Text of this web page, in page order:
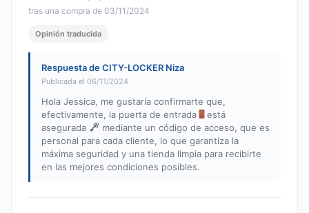
tras una compra de 03/11/2024
Opinión traducida
Respuesta de CITY-LOCKER Niza
Publicada el 06/11/2024
Hola Jessica, me gustaría confirmarte que,
efectivamente, la puerta de entrada
está
asegurada
mediante un código de acceso, que es
personal para cada cliente, lo que garantiza la
máxima seguridad y una tienda limpia para recibirte
en las mejores condiciones posibles.